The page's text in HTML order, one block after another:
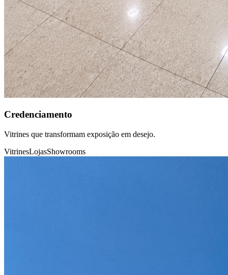
Credenciamento
Vitrines que transformam exposição em desejo.
VitrinesLojasShowrooms